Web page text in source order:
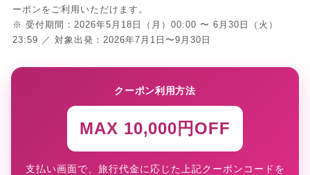
ーポンをご利用いただけます。
※ 受付期間：2026年5月18日（月）00:00 〜 6月30日（火）
23:59 ／ 対象出発：2026年7月1日〜9月30日
クーポン利用方法
MAX 10,000円OFF
支払い画面で、旅行代金に応じた上記クーポンコードを